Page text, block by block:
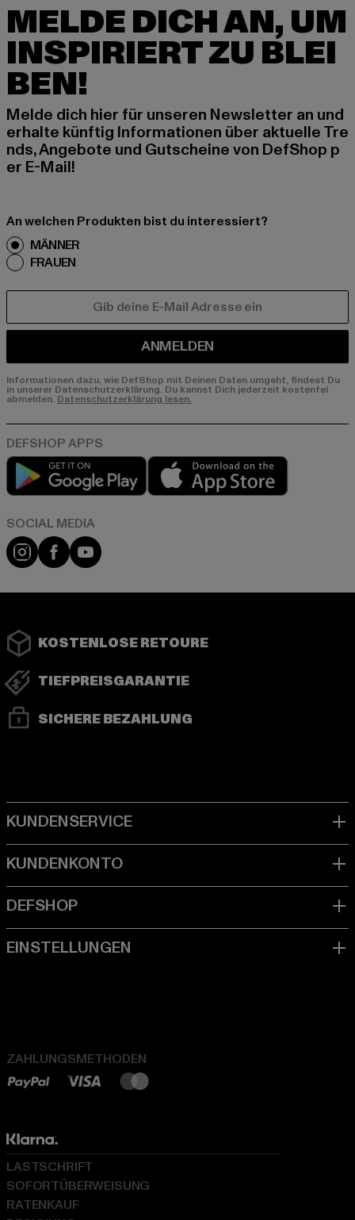
MELDE DICH AN, UM
INSPIRIERT ZU BLEI
BEN!
Melde dich hier für unseren Newsletter an und
erhalte künftig Informationen über aktuelle Tre
nds, Angebote und Gutscheine von DefShop p
er E-Mail!
An welchen Produkten bist du interessiert?
MÄNNER
FRAUEN
ANMELDEN
Informationen dazu, wie DefShop mit Deinen Daten umgeht, findest Du
in unserer Datenschutzerklärung. Du kannst Dich jederzeit kostenfei
abmelden. Datenschutzerklärung lesen.
Play market
Instagram
FacebookYouTube
KOSTENLOSE RETOURE
TIEFPREISGARANTIE
SICHERE BEZAHLUNG
ZAHLUNGSMETHODEN
LASTSCHRIFT
SOFORTÜBERWEISUNG
RATENKAUF